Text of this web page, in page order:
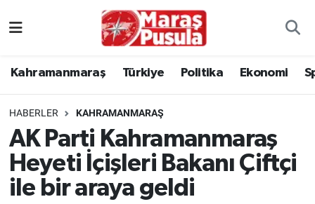
Kahramanmaraş Türkiye Politika Ekonomi
HABERLER KAHRAMANMARAŞ
AK Parti Kahramanmaraş
Heyeti İçişleri Bakanı Çiftçi
ile bir araya geldi
Politika
Ekonomi
İstanbul Namaz Vakitleri
İstanbul Trafik Yoğunluk Haritası
Süper Lig Puan Durumu ve Fikstür